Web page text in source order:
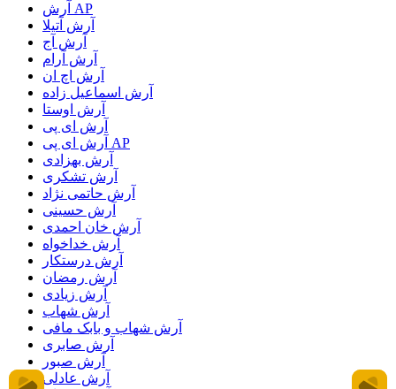
آرش AP
آرش آتیلا
آرش آج
آرش آرام
آرش اچ ان
آرش اسماعیل زاده
آرش اوستا
آرش ای پی
آرش ای پی AP
آرش بهزادی
آرش تشکری
آرش حاتمی نژاد
آرش حسینی
آرش خان احمدی
آرش خداخواه
آرش درستکار
آرش رمضان
آرش زیادی
آرش شهاب
آرش شهاب و بابک مافی
آرش صابری
آرش صبور
آرش عادلی